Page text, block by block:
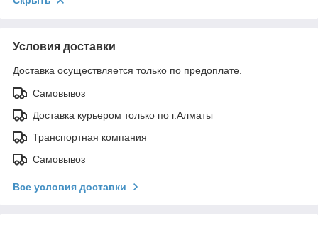
Условия доставки
Доставка осуществляется только по предоплате.
Самовывоз
Доставка курьером только по г.Алматы
Транспортная компания
Самовывоз
Все условия доставки